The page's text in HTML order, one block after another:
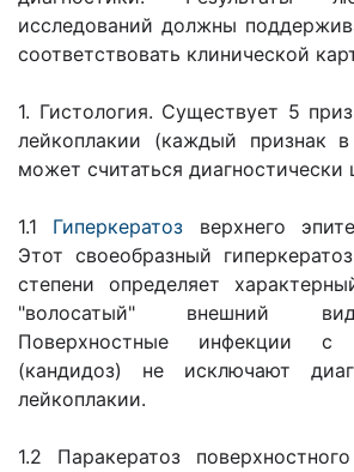
исследований должны
соответствовать клинической
1. Гистология. Существует 5
лейкоплакии (каждый признак
может считаться диагностически
1.1 Гиперкератоз верхнего
Этот своеобразный
степени определяет
"волосатый" внешний
Поверхностные инфекции с
(кандидоз) не исключают
лейкоплакии.
1.2 Паракератоз